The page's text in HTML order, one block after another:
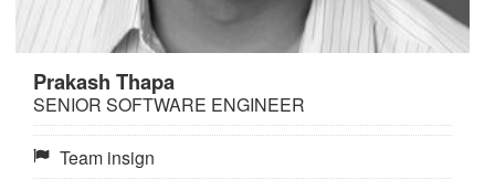
Prakash Thapa
SENIOR SOFTWARE ENGINEER
Team insign